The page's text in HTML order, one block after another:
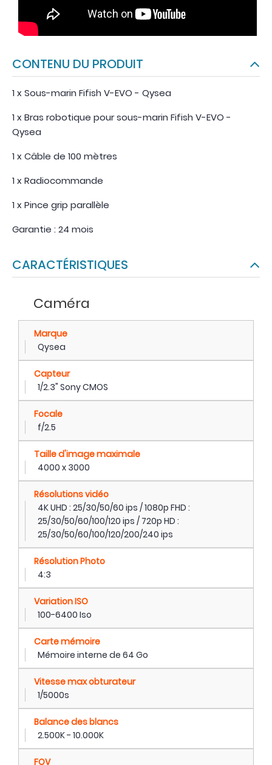
CONTENU DU PRODUIT
1 x Sous-marin Fifish V-EVO - Qysea
1 x Bras robotique pour sous-marin Fifish V-EVO -
Qysea
1 x Câble de 100 mètres
1 x Radiocommande
1 x Pince grip parallèle
Garantie : 24 mois
CARACTÉRISTIQUES
Caméra
Marque
Qysea
Capteur
1/2.3" Sony CMOS
Focale
f/2.5
Taille d'image maximale
4000 x 3000
Résolutions vidéo
4K UHD : 25/30/50/60 ips / 1080p FHD :
25/30/50/60/100/120 ips / 720p HD :
25/30/50/60/100/120/200/240 ips
Résolution Photo
4:3
Variation ISO
100-6400 Iso
Carte mémoire
Mémoire interne de 64 Go
Vitesse max obturateur
1/5000s
Balance des blancs
2.500K - 10.000K
FOV